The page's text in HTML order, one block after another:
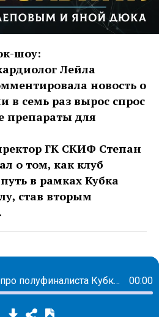
шоу:
Лейла
новость о
в семь раз вырос спрос
препараты для
ГК СКИФ Степан
о том, как клуб
в рамках Кубка
став вторым
«Краеугольник»: про полуфиналиста Кубка России – краснодарский гандбольный клуб СКИФ 00:00